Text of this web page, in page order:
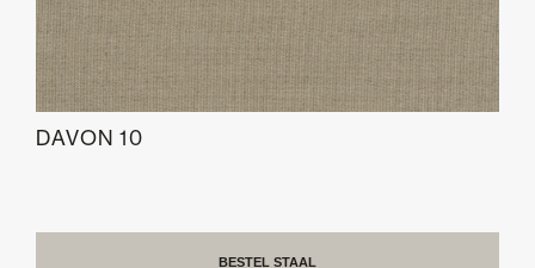
DAVON 10
BESTEL STAAL